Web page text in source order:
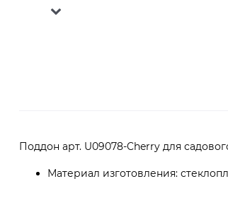
Поддон арт. U09078-Cherry для
Материал изготовления: